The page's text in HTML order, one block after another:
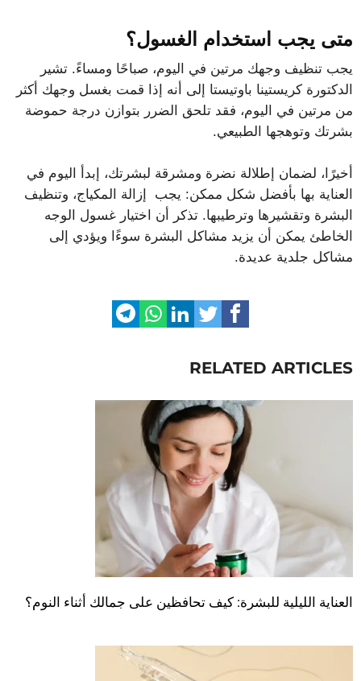
متى يجب استخدام الغسول؟
يجب تنظيف وجهك مرتين في اليوم، صباحًا ومساءً. تشير
الدكتورة كريستينا باوتيستا إلى أنه إذا قمت بغسل وجهك أكثر
من مرتين في اليوم، فقد تلحق الضرر بتوازن درجة حموضة
بشرتك وتوهجها الطبيعي.
أخيرًا، لضمان إطلالة نضرة ومشرقة لبشرتك، إبدأ اليوم في
العناية بها بأفضل شكل ممكن: يجب إزالة المكياج، وتنظيف
البشرة وتقشيرها وترطيبها. تذكر أن اختيار غسول الوجه
الخاطئ يمكن أن يزيد مشاكل البشرة سوءًا ويؤدي إلى
مشاكل جلدية عديدة.
RELATED ARTICLES
العناية الليلية للبشرة: كيف تحافظين على جمالك أثناء النوم؟